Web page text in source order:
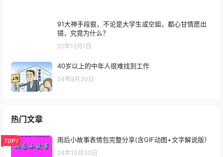
91大神手段狠，不论是大学生或空姐，都心甘情愿出
镜，究竟为什么？
22年12月1日
40岁以上的中年人很难找到工作
24年8月30日
热门文章
TOP1 雨后小故事表情包完整分享(含GIF动图+文字解说版）
24年10月30日